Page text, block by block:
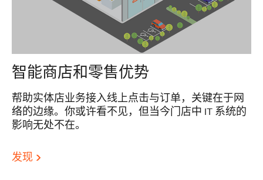
智能商店和零售优势
帮助实体店业务接入线上点击与订单，关键在于网
络的边缘。你或许看不见，但当今门店中 IT 系统的
影响无处不在。
发现